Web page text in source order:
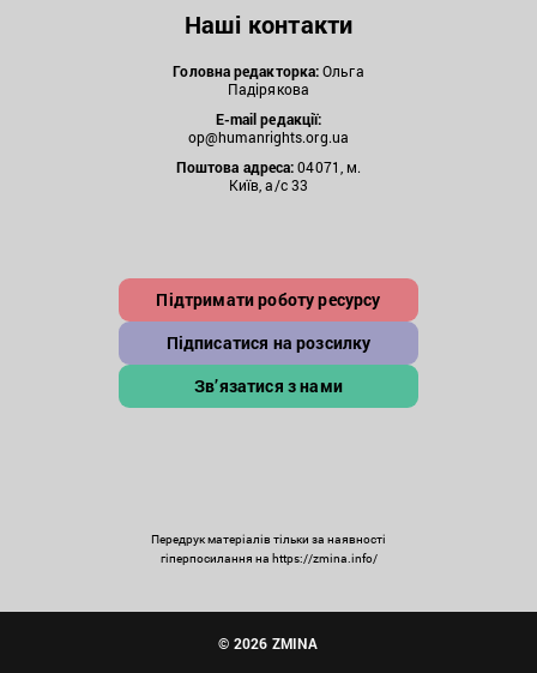
Наші контакти
Головна редакторка:Ольга
Падірякова
E-mail редакції:
op@humanrights.org.ua
Поштова адреса:04071, м.
Київ, а/с 33
Підтримати роботу ресурсу
Підписатися на розсилку
Зв’язатися з нами
Передрук матеріалів тільки за наявності
гіперпосилання на https://zmina.info/
© 2026 ZMINA